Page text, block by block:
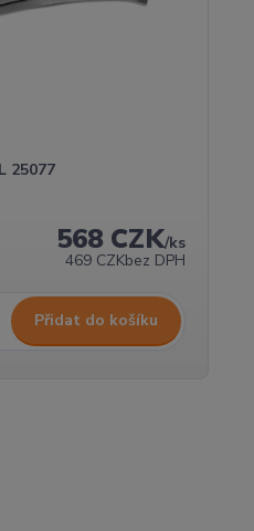
25077
568 CZK/ks
469 CZKbez DPH
Přidat do košíku